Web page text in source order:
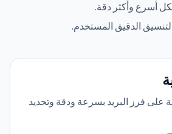
أسرع وأكثر دقة.
الدقيق المستخدم.
على فرز البريد بسرعة ودقة وتحديد